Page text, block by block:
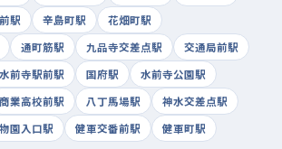
駅 辛島町駅
花畑町駅
通町筋駅 九品寺交差点駅
交通局前駅
前寺駅前駅 国府駅
水前寺公園駅
商業高校前駅 八丁馬場駅
神水交差点駅
園入口駅 健軍交番前駅 健軍町駅